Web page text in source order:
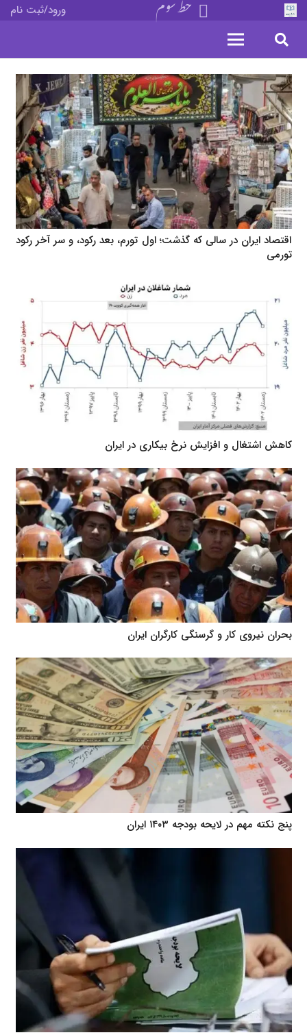
خط سوم ورود/ثبت نام
اقتصاد ایران در سالی که گذشت؛ اول تورم، بعد رکود، و سر آخر رکود
تورمی
کاهش اشتغال و افزایش نرخ بیکاری در ایران
بحران نیروی کار و گرسنگی کارگران ایران
پنج نکته مهم در لایحه بودجه ۱۴۰۳ ایران